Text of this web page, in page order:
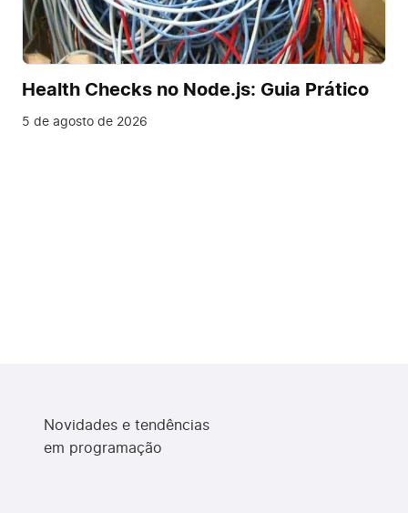
Health Checks no Node.js: Guia Prático
5 de agosto de 2026
Novidades e tendências
em programação